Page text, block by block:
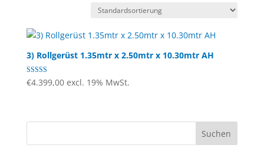
3) Rollgerüst 1.35mtr x 2.50mtr x 10.30mtr AH
Bewertet mit
4.63
€4.399,00 excl. 19% MwSt.